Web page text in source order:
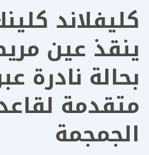
كليفلاند
ينقذ عين
بحالة نادرة
متقدمة
الجمجمة